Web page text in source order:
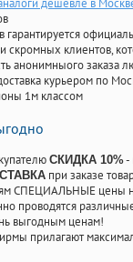
дешевле в
гарантируется
скромных клиентов,
анонимныого заказа
курьером по
1м классом
СКИДКА 10%-
при заказе
СПЕЦИАЛЬНЫЕ цены
проводятся
выгодным ценам!
прилагают